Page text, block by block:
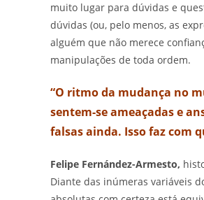
muito lugar para dúvidas e
dúvidas (ou, pelo menos, as
alguém que não merece
manipulações de toda ordem.
“O ritmo da mudança no
sentem-se ameaçadas e
falsas ainda. Isso faz com
Felipe Fernández-Armesto,
Diante das inúmeras variáveis